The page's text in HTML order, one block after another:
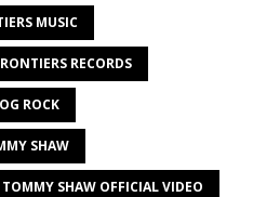
MUSIC
RECORDS
ROCK
SHAW
TOMMY SHAW OFFICIAL VIDEO